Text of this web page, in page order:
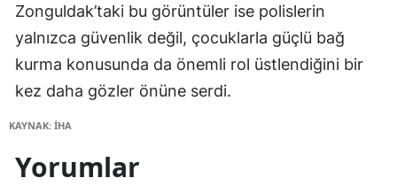
Zonguldak’taki bu görüntüler ise polislerin
yalnızca güvenlik değil, çocuklarla güçlü bağ
kurma konusunda da önemli rol üstlendiğini bir
kez daha gözler önüne serdi.
KAYNAK: İHA
Yorumlar